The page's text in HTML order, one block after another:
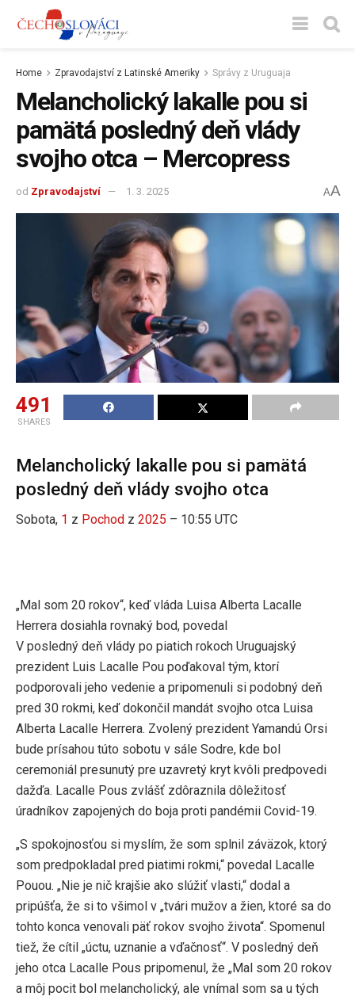
Home Zpravodajství z Latinské Ameriky Správy z Uruguaja
Melancholický lakalle pou si
pamätá posledný deň vlády
svojho otca – Mercopress
od Zpravodajství 1. 3. 2025 AA
491
SHARES
Melancholický lakalle pou si pamätá
posledný deň vlády svojho otca
Sobota, 1 z Pochod z 2025 – 10:55 UTC
„Mal som 20 rokov“, keď vláda Luisa Alberta Lacalle
Herrera dosiahla rovnaký bod, povedal
V posledný deň vlády po piatich rokoch Uruguajský
prezident Luis Lacalle Pou poďakoval tým, ktorí
podporovali jeho vedenie a pripomenuli si podobný deň
pred 30 rokmi, keď dokončil mandát svojho otca Luisa
Alberta Lacalle Herrera. Zvolený prezident Yamandú Orsi
bude prísahou túto sobotu v sále Sodre, kde bol
ceremoniál presunutý pre uzavretý kryt kvôli predpovedi
dažďa. Lacalle Pous zvlášť zdôraznila dôležitosť
úradníkov zapojených do boja proti pandémii Covid-19.
„S spokojnosťou si myslím, že som splnil záväzok, ktorý
som predpokladal pred piatimi rokmi,“ povedal Lacalle
Pouou. „Nie je nič krajšie ako slúžiť vlasti,“ dodal a
pripúšťa, že si to všimol v „tvári mužov a žien, ktoré sa do
tohto konca venovali päť rokov svojho života“. Spomenul
tiež, že cítil „úctu, uznanie a vďačnosť“. V posledný deň
jeho otca Lacalle Pous pripomenul, že „Mal som 20 rokov
a môj pocit bol melancholický, ale vnímal som sa u tých